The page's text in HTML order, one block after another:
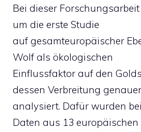
Bei dieser
um die erste Studie
auf gesamteuropäischer
Wolf als ökologischen
Einflussfaktor auf den
dessen Verbreitung genauer
analysiert. Dafür wurden
Daten aus 13 europäischen